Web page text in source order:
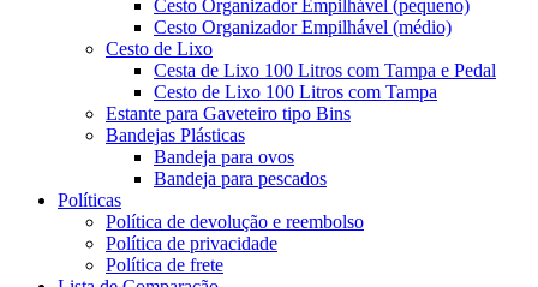
Cesto Organizador Empilhável (pequeno)
Cesto Organizador Empilhável (médio)
Cesto de Lixo
Cesta de Lixo 100 Litros com Tampa e Pedal
Cesto de Lixo 100 Litros com Tampa
Estante para Gaveteiro tipo Bins
Bandejas Plásticas
Bandeja para ovos
Bandeja para pescados
Políticas
Política de devolução e reembolso
Política de privacidade
Política de frete